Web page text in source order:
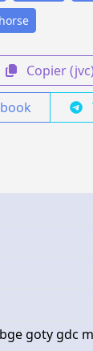
Copier (jvc)
goty gdc